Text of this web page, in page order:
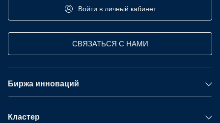
Войти в личный кабинет
СВЯЗАТЬСЯ С НАМИ
Биржа инноваций
Кластер